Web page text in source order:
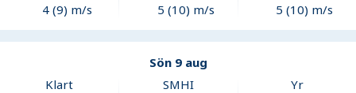
4 (9) m/s
5 (10) m/s
5 (10) m/s
Sön 9 aug
Klart
SMHI Yr